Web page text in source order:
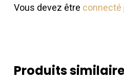
Vous devez être connecté
Produits